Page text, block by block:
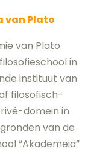
van Plato
van Plato
in
instituut van
filosofisch-
domein in
van de
“Akademeia”